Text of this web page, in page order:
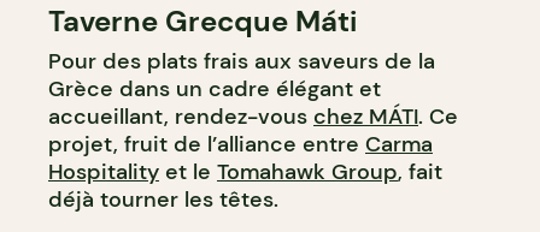
Taverne Grecque Máti
Pour des plats frais aux saveurs de la
Grèce dans un cadre élégant et
accueillant, rendez-vous chez MÁTI. Ce
projet, fruit de l’alliance entre Carma
Hospitality et le Tomahawk Group, fait
déjà tourner les têtes.